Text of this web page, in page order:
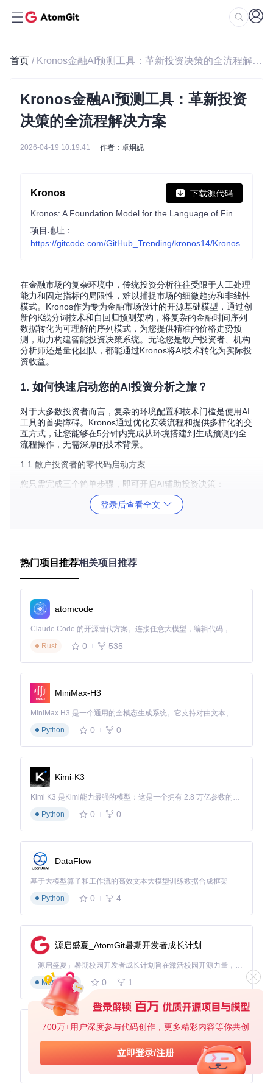
700万+用户深度参与代码创作，更多精彩内容等你共创
立即登录/注册
首页 / Kronos金融AI预测工具：革新投资决策的全流程解决方案
Kronos金融AI预测工具：革新投资
决策的全流程解决方案
2026-04-19 10:19:41 作者：卓炯娓
Kronos 下载源代码
项目地址：
https://gitcode.com/GitHub_Trending/kronos14/Kronos
在金融市场的复杂环境中，传统投资分析往往受限于人工处理
能力和固定指标的局限性，难以捕捉市场的细微趋势和非线性
模式。Kronos作为专为金融市场设计的开源基础模型，通过创
新的K线分词技术和自回归预测架构，将复杂的金融时间序列
数据转化为可理解的序列模式，为您提供精准的价格走势预
测，助力构建智能投资决策系统。无论您是散户投资者、机构
分析师还是量化团队，都能通过Kronos将AI技术转化为实际投
资收益。
1. 如何快速启动您的AI投资分析之旅？
对于大多数投资者而言，复杂的环境配置和技术门槛是使用AI
工具的首要障碍。Kronos通过优化安装流程和提供多样化的交
互方式，让您能够在5分钟内完成从环境搭建到生成预测的全
流程操作，无需深厚的技术背景。
1.1 散户投资者的零代码启动方案
您只需完成三个简单步骤，即可开启AI辅助投资决策：
# 1. 克隆项目仓库到本地
# 2. 安装依赖包（建议使用Python 3.8+虚拟环境）
pip install -r requirements.txt
# 3. 启动Web可视化界面
cd
启动成功后，访问 http://localhost:7070 即可看到直观的操作
格预测图表，整个过程无需编写任何代码。
⚠️注意：首次运行时系统会自动下载约200MB的预训练模
型，请确保网络通畅。模型下载仅需一次，后续使用无需重复
下载。
1.2 专业用户的命令行高效工作流
对于需要批量处理或定制化分析的专业用户，Kronos提供了灵
活的命令行接口：
# 批量预测示例（支持多资产并行处理）
适用场景：
策略回测中的信号生成环节
操作要点：
输入文件需包含标准OHLCV格式数据
可通过--help参数查看所有配置选项
输出结果包含预测价格和置信区间
2. Kronos如何突破传统分析的技术瓶颈？
传统金融分析与AI分析的核心差异在于处理复杂数据的能力。
Kronos创新性地采用两阶段处理架构，完美融合金融市场特性
与现代AI技术，解决了传统分析方法在处理高维度时间序列数
据时的局限性。
2.1 核心技术突破：K线分词与自回归预测
Kronos的技术优势体现在其独特的K线分词（K-line Tokenizati
登录后查看全文
热门项目推荐相关项目推荐
atomcode
Claude Code 的开源替代方案。连接任意大模型，编辑代码，运行命令，自动验证 — 全自动执行。用 Rust 构建，极致性能。 ｜ An open-source alternative to Claude Code. Connect any LLM, edit code, run commands, and verify changes — autonomously. Built in Rust for speed. Get Started
Rust
0 535
MiniMax-H3
MiniMax H3 是一个通用的全模态生成系统。它支持对由文本、图像、视频和音频组成的多模态上下文进行统一理解，并能生成分辨率高达 2K、时长可达 15 秒的带原生立体声音频的视频。得益于面向任务泛化的系统设计，H3 在预训练阶段就已具备广泛的多模态上下文理解与生成能力，能够出色地执行复杂的多模态指令。
Python
0 0
Kimi-K3
Kimi K3 是Kimi能力最强的模型：这是一个拥有 2.8 万亿参数的混合专家（MoE）模型，具备原生视觉理解能力，并支持 100 万 token 的上下文窗口。
Python
0 0
DataFlow
基于大模型算子和工作流的高效文本大模型训练数据合成框架
Python
0 4
源启盛夏_AtomGit暑期开发者成长计划
「源启盛夏」暑期校园开发者成长计划旨在激活校园开源力量，通过积分激励、认证扶持、资源倾斜等形式，引导高校组织和开发者完成「入驻 — 建项目 — 做贡献 — 获认证 — 得资源」的完整闭环。无论你是想带领社团入驻平台的组织者，还是希望用代码贡献证明自己的开发者，都能在这里找到属于你的成长路径。
Markdown
0 1
py-xiaozhi
基于Python的Xiaozhi AI，适用于想要完整Xiaozhi体验而无需拥有专用硬件的用户。
Python
0 1